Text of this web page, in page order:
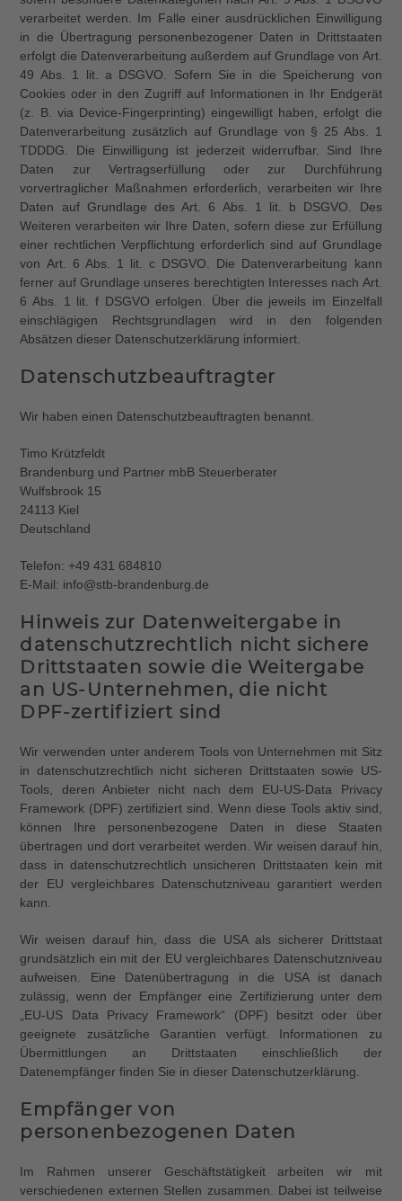
verarbeitet werden. Im Falle einer ausdrücklichen Einwilligung
in die Übertragung personenbezogener Daten in Drittstaaten
erfolgt die Datenverarbeitung außerdem auf Grundlage von Art.
49 Abs. 1 lit. a DSGVO. Sofern Sie in die Speicherung von
Cookies oder in den Zugriff auf Informationen in Ihr Endgerät
(z. B. via Device-Fingerprinting) eingewilligt haben, erfolgt die
Datenverarbeitung zusätzlich auf Grundlage von § 25 Abs. 1
TDDDG. Die Einwilligung ist jederzeit widerrufbar. Sind Ihre
Daten zur Vertragserfüllung oder zur Durchführung
vorvertraglicher Maßnahmen erforderlich, verarbeiten wir Ihre
Daten auf Grundlage des Art. 6 Abs. 1 lit. b DSGVO. Des
Weiteren verarbeiten wir Ihre Daten, sofern diese zur Erfüllung
einer rechtlichen Verpflichtung erforderlich sind auf Grundlage
von Art. 6 Abs. 1 lit. c DSGVO. Die Datenverarbeitung kann
ferner auf Grundlage unseres berechtigten Interesses nach Art.
6 Abs. 1 lit. f DSGVO erfolgen. Über die jeweils im Einzelfall
einschlägigen Rechtsgrundlagen wird in den folgenden
Absätzen dieser Datenschutzerklärung informiert.
Datenschutz­beauftragter
Wir haben einen Datenschutzbeauftragten benannt.
Timo Krützfeldt
Brandenburg und Partner mbB Steuerberater
Wulfsbrook 15
24113 Kiel
Deutschland
Telefon: +49 431 684810
E-Mail: info@stb-brandenburg.de
Hinweis zur Datenweitergabe in
datenschutzrechtlich nicht sichere
Drittstaaten sowie die Weitergabe
an US-Unternehmen, die nicht
DPF-zertifiziert sind
Wir verwenden unter anderem Tools von Unternehmen mit Sitz
in datenschutzrechtlich nicht sicheren Drittstaaten sowie US-
Tools, deren Anbieter nicht nach dem EU-US-Data Privacy
Framework (DPF) zertifiziert sind. Wenn diese Tools aktiv sind,
können Ihre personenbezogene Daten in diese Staaten
übertragen und dort verarbeitet werden. Wir weisen darauf hin,
dass in datenschutzrechtlich unsicheren Drittstaaten kein mit
der EU vergleichbares Datenschutzniveau garantiert werden
kann.
Wir weisen darauf hin, dass die USA als sicherer Drittstaat
grundsätzlich ein mit der EU vergleichbares Datenschutzniveau
aufweisen. Eine Datenübertragung in die USA ist danach
zulässig, wenn der Empfänger eine Zertifizierung unter dem
„EU-US Data Privacy Framework“ (DPF) besitzt oder über
geeignete zusätzliche Garantien verfügt. Informationen zu
Übermittlungen an Drittstaaten einschließlich der
Datenempfänger finden Sie in dieser Datenschutzerklärung.
Empfänger von
personenbezogenen Daten
Im Rahmen unserer Geschäftstätigkeit arbeiten wir mit
verschiedenen externen Stellen zusammen. Dabei ist teilweise